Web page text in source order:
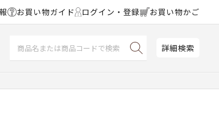
お買い物ガイド ログイン・登録 お買い物かご
詳細検索